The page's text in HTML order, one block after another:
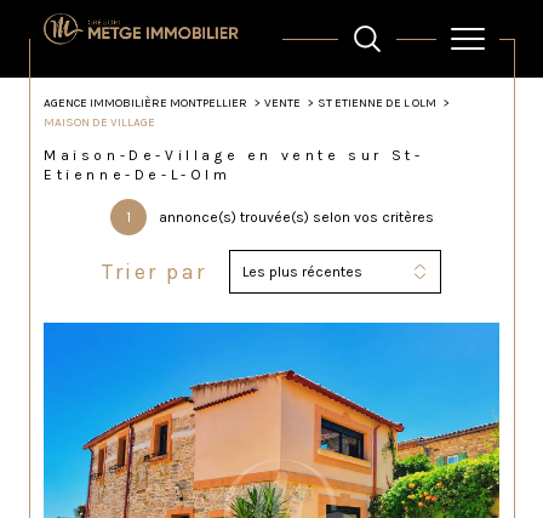
AGENCE IMMOBILIÈRE MONTPELLIER VENTE
ST ETIENNE DE L OLM
MAISON DE VILLAGE
Maison-De-Village en vente sur St-
Etienne-De-L-Olm
1 annonce(s) trouvée(s) selon vos critères
Trier par Les plus récentes